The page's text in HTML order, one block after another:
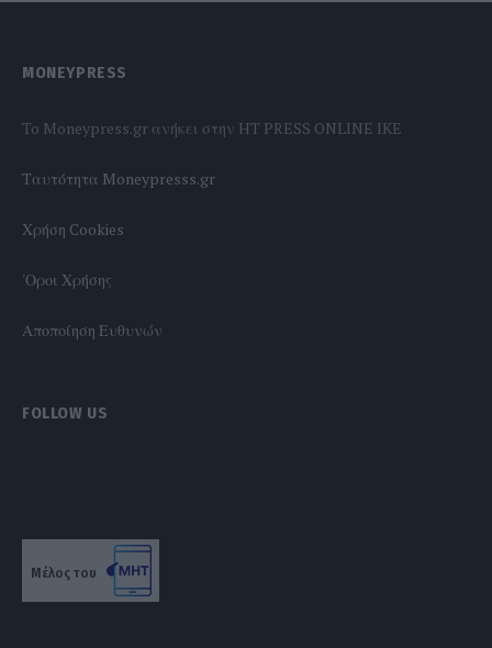
MONEYPRESS
To Moneypress.gr ανήκει στην HT PRESS ONLINE IKE
Tαυτότητα Moneypresss.gr
Χρήση Cookies
'Οροι Χρήσης
Αποποίηση Ευθυνών
FOLLOW US
Μέλος του